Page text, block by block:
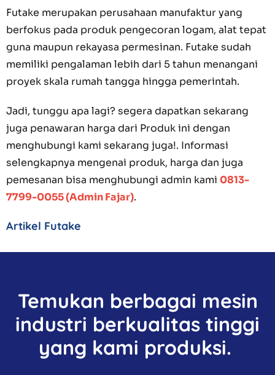
Futake merupakan perusahaan manufaktur yang
berfokus pada produk pengecoran logam, alat tepat
guna maupun rekayasa permesinan. Futake sudah
memiliki pengalaman lebih dari 5 tahun menangani
proyek skala rumah tangga hingga pemerintah.
Jadi, tunggu apa lagi? segera dapatkan sekarang
juga penawaran harga dari Produk ini dengan
menghubungi kami sekarang juga!. Informasi
selengkapnya mengenai produk, harga dan juga
pemesanan bisa menghubungi admin kami 0813-
7799-0055 (Admin Fajar).
Artikel Futake
Temukan berbagai mesin
industri berkualitas tinggi
yang kami produksi.